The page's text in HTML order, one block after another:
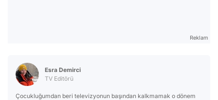
Reklam
Esra Demirci
TV Editörü
Çocukluğumdan beri televizyonun başından kalkmamak o dönem